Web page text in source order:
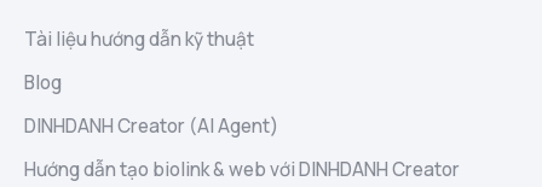
Tài liệu hướng dẫn kỹ thuật
Blog
DINHDANH Creator (AI Agent)
Hướng dẫn tạo biolink & web với DINHDANH Creator